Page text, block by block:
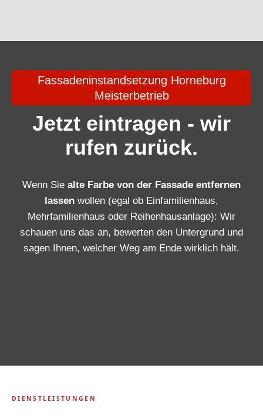
Fassadeninstandsetzung Horneburg
Meisterbetrieb
Jetzt eintragen - wir
rufen zurück.
Wenn Sie alte Farbe von der Fassade entfernen
lassen wollen (egal ob Einfamilienhaus,
Mehrfamilienhaus oder Reihenhausanlage): Wir
schauen uns das an, bewerten den Untergrund und
sagen Ihnen, welcher Weg am Ende wirklich hält.
DIENSTLEISTUNGEN